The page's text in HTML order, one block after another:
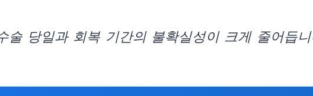
술 당일과 회복 기간의 불확실성이 크게 줄어듭니